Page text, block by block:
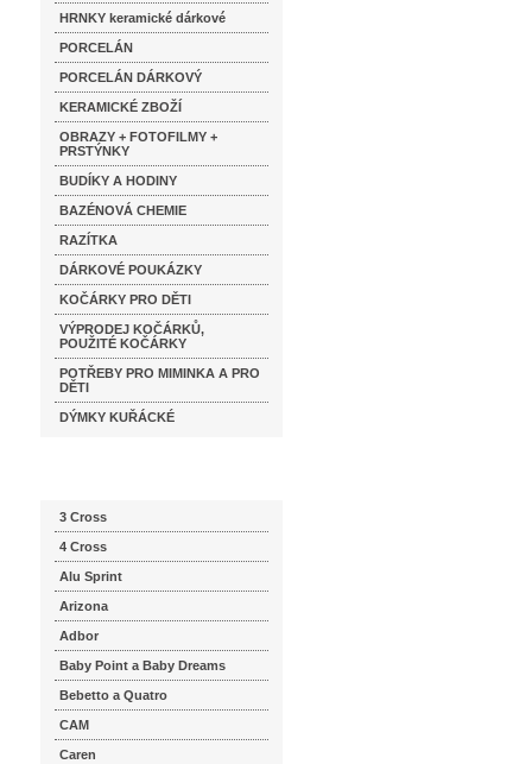
HRNKY keramické dárkové
PORCELÁN
PORCELÁN DÁRKOVÝ
KERAMICKÉ ZBOŽÍ
OBRAZY + FOTOFILMY +
PRSTÝNKY
BUDÍKY A HODINY
BAZÉNOVÁ CHEMIE
RAZÍTKA
DÁRKOVÉ POUKÁZKY
KOČÁRKY PRO DĚTI
VÝPRODEJ KOČÁRKŮ,
POUŽITÉ KOČÁRKY
POTŘEBY PRO MIMINKA A PRO
DĚTI
DÝMKY KUŘÁCKÉ
3 Cross
4 Cross
Alu Sprint
Arizona
Adbor
Baby Point a Baby Dreams
Bebetto a Quatro
CAM
Caren